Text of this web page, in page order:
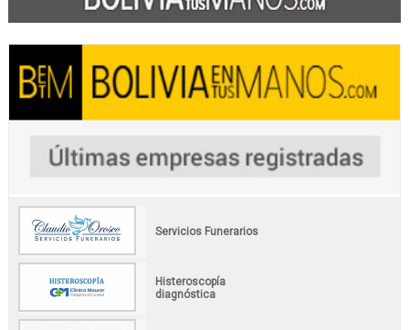
Servicios Funerarios
Histeroscopía
diagnóstica